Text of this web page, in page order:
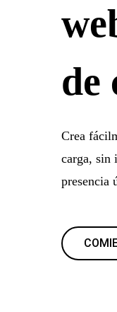
de
Crea
carga, sin
presencia